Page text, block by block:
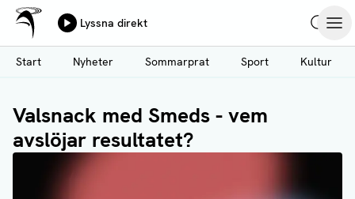
Hoppa
till
huvudinnehåll
Ålands Radio & TV
Lyssna direkt
Start
Nyheter Sommarprat Sport Kultur
Valsnack med Smeds - vem
avslöjar resultatet?